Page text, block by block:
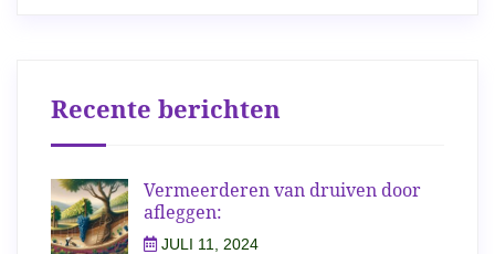
Recente berichten
Vermeerderen van druiven door
afleggen:
JULI 11, 2024